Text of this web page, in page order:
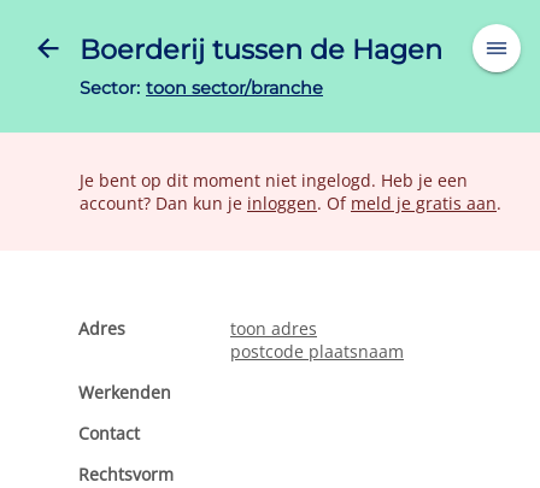
Boerderij tussen de Hagen
Sector: toon sector/branche
Je bent op dit moment niet ingelogd. Heb je een
account? Dan kun je inloggen. Of meld je gratis aan.
Adres
toon adres
postcode plaatsnaam
Werkenden
Contact
Rechtsvorm